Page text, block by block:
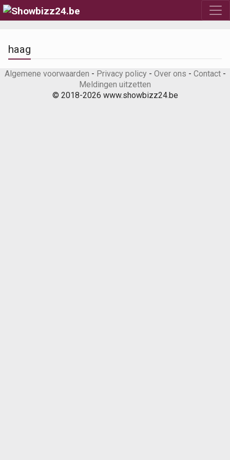
haag
Algemene voorwaarden - Privacy policy- Over ons - Contact-
Meldingen uitzetten
© 2018-2026 www.showbizz24.be